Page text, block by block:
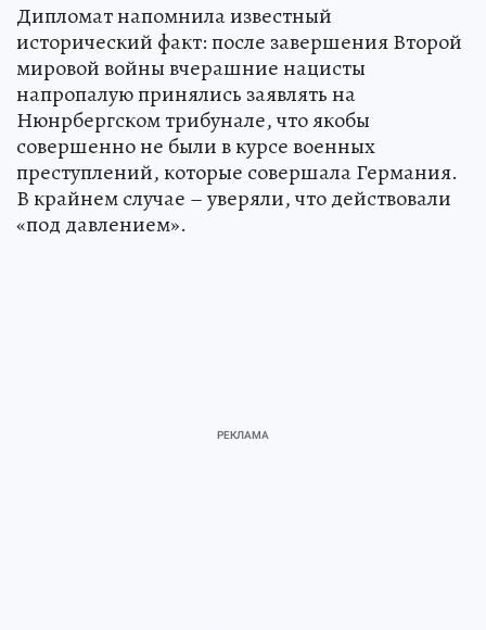
Дипломат напомнила известный
исторический факт: после завершения Второй
мировой войны вчерашние нацисты
напропалую принялись заявлять на
Нюнрбергском трибунале, что якобы
совершенно не были в курсе военных
преступлений, которые совершала Германия.
В крайнем случае – уверяли, что действовали
«под давлением».